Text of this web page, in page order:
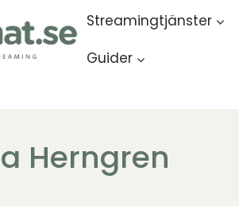
Streamingtjänster
Guider
Herngren